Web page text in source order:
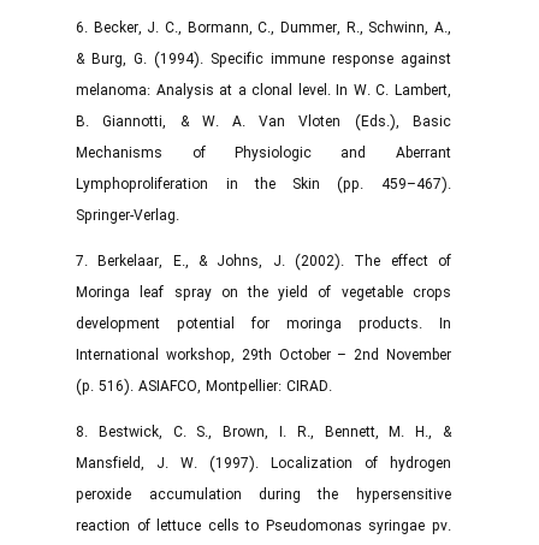
6. Becker, J. C., Bormann, C., Dummer, R., Schwinn, A.,
& Burg, G. (1994). Specific immune response against
melanoma: Analysis at a clonal level. In W. C. Lambert,
B. Giannotti, & W. A. Van Vloten (Eds.), Basic
Mechanisms of Physiologic and Aberrant
Lymphoproliferation in the Skin (pp. 459–467).
Springer-Verlag.
7. Berkelaar, E., & Johns, J. (2002). The effect of
Moringa leaf spray on the yield of vegetable crops
development potential for moringa products. In
International workshop, 29th October – 2nd November
(p. 516). ASIAFCO, Montpellier: CIRAD.
8. Bestwick, C. S., Brown, I. R., Bennett, M. H., &
Mansfield, J. W. (1997). Localization of hydrogen
peroxide accumulation during the hypersensitive
reaction of lettuce cells to Pseudomonas syringae pv.